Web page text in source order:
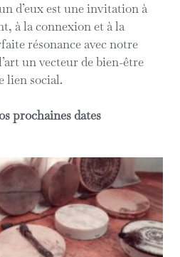
d’eux est une invitation à
à la connexion et à la
résonance avec notre
un vecteur de bien-être
lien social.
prochaines dates